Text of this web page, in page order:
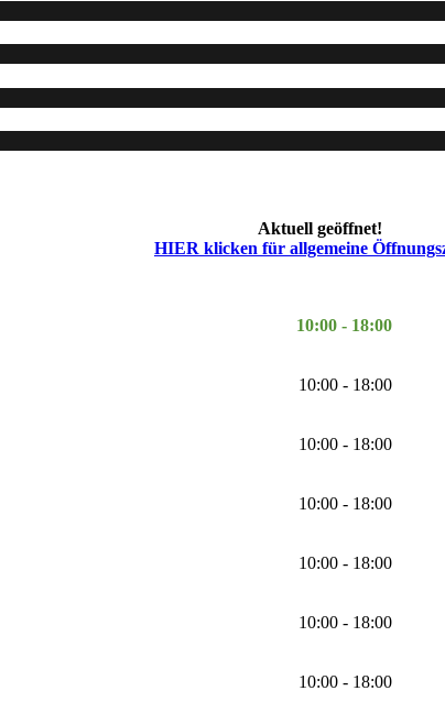
Aktuell geöffnet!
HIER klicken für allgemeine
10:00 - 18:00
10:00 - 18:00
10:00 - 18:00
10:00 - 18:00
10:00 - 18:00
10:00 - 18:00
10:00 - 18:00